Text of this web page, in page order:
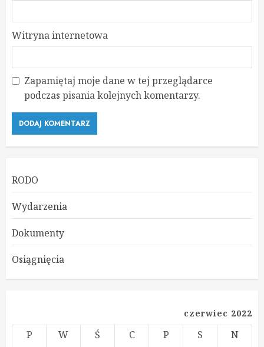
Witryna internetowa
Zapamiętaj moje dane w tej przeglądarce
podczas pisania kolejnych komentarzy.
RODO
Wydarzenia
Dokumenty
Osiągnięcia
czerwiec 2022
P W Ś C P S N